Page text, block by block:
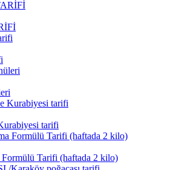
tarifi
Formülü Tarifi (haftada 2 kilo)